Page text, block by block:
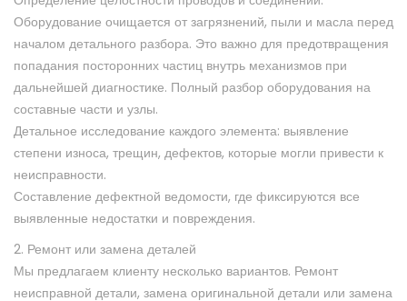
Оборудование очищается от загрязнений, пыли и масла перед
началом детального разбора. Это важно для предотвращения
попадания посторонних частиц внутрь механизмов при
дальнейшей диагностике. Полный разбор оборудования на
составные части и узлы.
Детальное исследование каждого элемента: выявление
степени износа, трещин, дефектов, которые могли привести к
неисправности.
Составление дефектной ведомости, где фиксируются все
выявленные недостатки и повреждения.
2. Ремонт или замена деталей
Мы предлагаем клиенту несколько вариантов. Ремонт
неисправной детали, замена оригинальной детали или замена